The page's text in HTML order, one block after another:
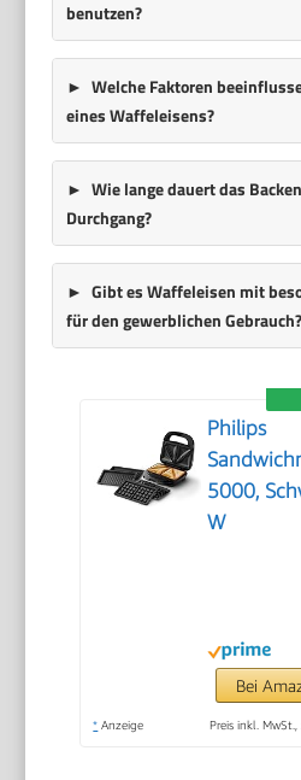
benutzen?
Welche Faktoren
eines Waffeleisens?
Wie lange dauert das
Durchgang?
Gibt es Waffeleisen mit
für den gewerblichen Gebrauch?
Philips
5000,
W
Bei
* Anzeige Preis inkl.